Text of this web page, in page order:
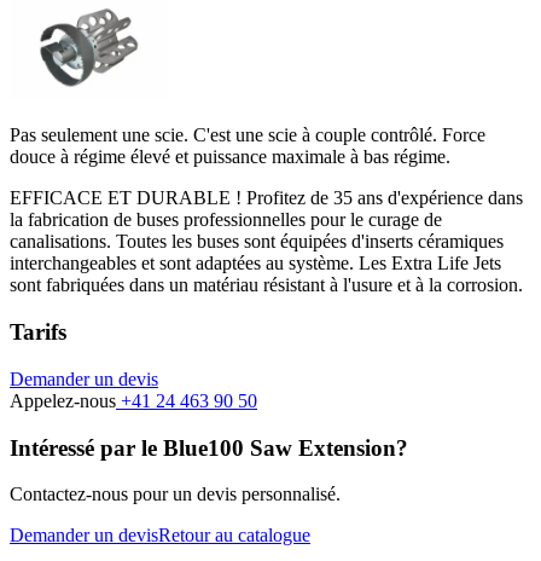
Pas seulement une scie. C'est une scie à couple contrôlé. Force
douce à régime élevé et puissance maximale à bas régime.
EFFICACE ET DURABLE ! Profitez de 35 ans d'expérience dans
la fabrication de buses professionnelles pour le curage de
canalisations. Toutes les buses sont équipées d'inserts céramiques
interchangeables et sont adaptées au système. Les Extra Life Jets
sont fabriquées dans un matériau résistant à l'usure et à la corrosion.
Tarifs
Demander un devis
Appelez-nous +41 24 463 90 50
Intéressé par le Blue100 Saw Extension?
Contactez-nous pour un devis personnalisé.
Demander un devisRetour au catalogue